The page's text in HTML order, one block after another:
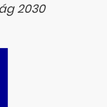
2030